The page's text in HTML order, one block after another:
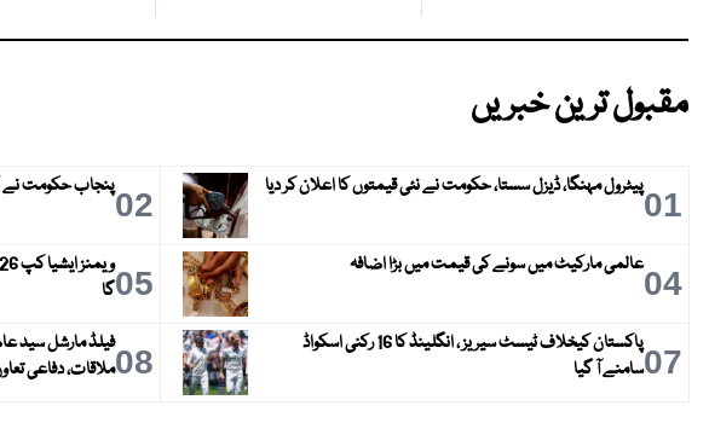
مقبول ترین خبریں
01پیٹرول مہنگا، ڈیزل سستا، حکومت نے نئی قیمتوں کا اعلان کر دیا 02پنجاب حکومت نے
04عالمی مارکیٹ میں سونے کی قیمت میں بڑا اضافہ 05گا
07
پاکستان کیخلاف ٹیسٹ سیریز ، انگلینڈ کا 16 رکنی اسکواڈ
سامنے آ گیا
08فیلڈ مارشل سید
ملاقات، دفاعی